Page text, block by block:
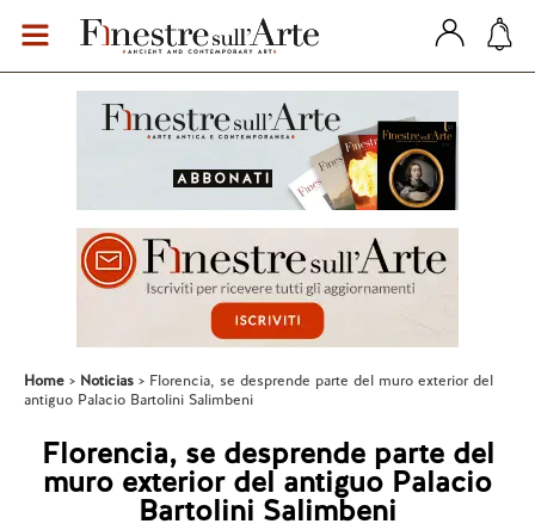
Home Noticias
Florencia, se desprende parte del muro exterior del
antiguo Palacio Bartolini Salimbeni
Florencia, se desprende parte del
muro exterior del antiguo Palacio
Bartolini Salimbeni